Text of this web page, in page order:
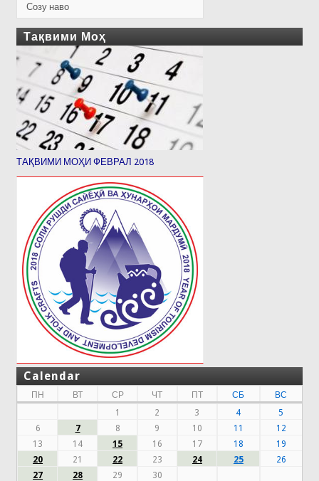
Созу наво
Тақвими Моҳ
ТАҚВИМИ МОҲИ ФЕВРАЛ 2018
Calendar
ПН ВТ СР ЧТ ПТ СБ
ВС
1
2 3 4
5
6
7 8 9 10 11
12
13
14 15 16 17 18
19
20
21 22 23 24 25
26
27
28 29 30